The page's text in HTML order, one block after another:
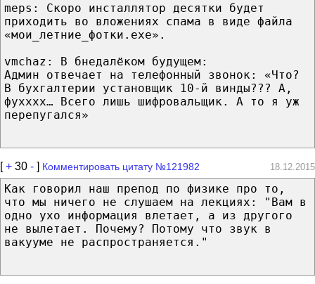
meps: Скоро инсталлятор десятки будет
приходить во вложениях спама в виде файла
«мои_летние_фотки.ехе».
vmchaz: В бнедалёком будущем:
Админ отвечает на телефонный звонок: «Что?
В бухгалтерии установщик 10-й винды??? А,
фухххх… Всего лишь шифровальщик. А то я уж
перепугался»
[+ 30 - ] Комментировать цитату №121982 18.12.2015
Как говорил наш препод по физике про то,
что мы ничего не слушаем на лекциях: "Вам в
одно ухо информация влетает, а из другого
не вылетает. Почему? Потому что звук в
вакууме не распространяется."